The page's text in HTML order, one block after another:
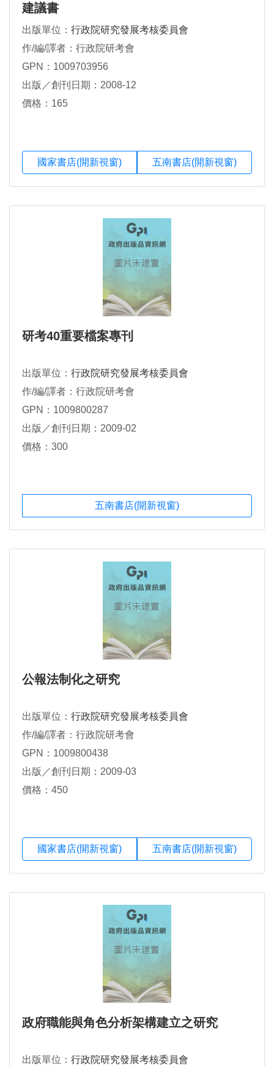
建議書
出版單位： 行政院研究發展考核委員會
作/編/譯者：行政院研考會
GPN：1009703956
出版／創刊日期：2008-12
價格：165
國家書店(開新視窗) 五南書店(開新視窗)
研考40重要檔案專刊
出版單位： 行政院研究發展考核委員會
作/編/譯者：行政院研考會
GPN：1009800287
出版／創刊日期：2009-02
價格：300
五南書店(開新視窗)
公報法制化之研究
出版單位： 行政院研究發展考核委員會
作/編/譯者：行政院研考會
GPN：1009800438
出版／創刊日期：2009-03
價格：450
國家書店(開新視窗) 五南書店(開新視窗)
政府職能與角色分析架構建立之研究
出版單位： 行政院研究發展考核委員會